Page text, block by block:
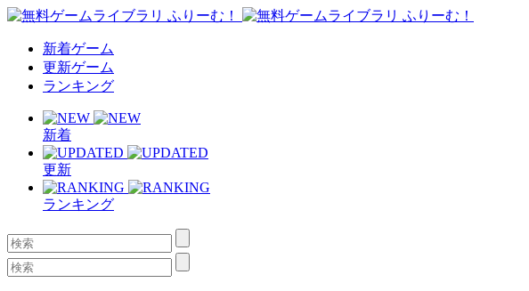
新着ゲーム
更新ゲーム
ランキング
新着
更新
ランキング